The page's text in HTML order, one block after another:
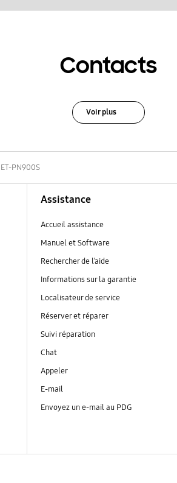
Contacts
Voir plus
ET-PN900S
Assistance
Accueil assistance
Manuel et Software
Rechercher de l’aide
Informations sur la garantie
Localisateur de service
Réserver et réparer
Suivi réparation
Chat
Appeler
E-mail
Envoyez un e-mail au PDG